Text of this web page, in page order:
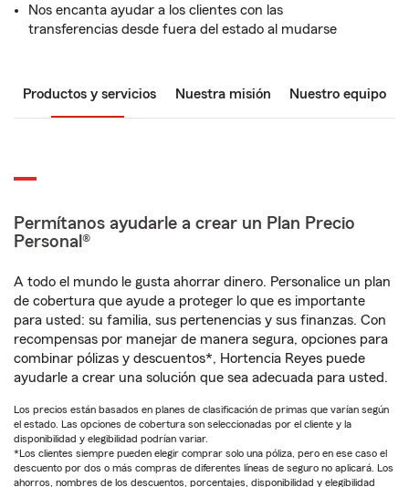
Nos encanta ayudar a los clientes con las
transferencias desde fuera del estado al mudarse
Productos y servicios Nuestra misión Nuestro equipo
Permítanos ayudarle a crear un Plan Precio
Personal®
A todo el mundo le gusta ahorrar dinero. Personalice un plan
de cobertura que ayude a proteger lo que es importante
para usted: su familia, sus pertenencias y sus finanzas. Con
recompensas por manejar de manera segura, opciones para
combinar pólizas y descuentos*, Hortencia Reyes puede
ayudarle a crear una solución que sea adecuada para usted.
Los precios están basados en planes de clasificación de primas que varían según
el estado. Las opciones de cobertura son seleccionadas por el cliente y la
disponibilidad y elegibilidad podrían variar.
*Los clientes siempre pueden elegir comprar solo una póliza, pero en ese caso el
descuento por dos o más compras de diferentes líneas de seguro no aplicará. Los
ahorros, nombres de los descuentos, porcentajes, disponibilidad y elegibilidad